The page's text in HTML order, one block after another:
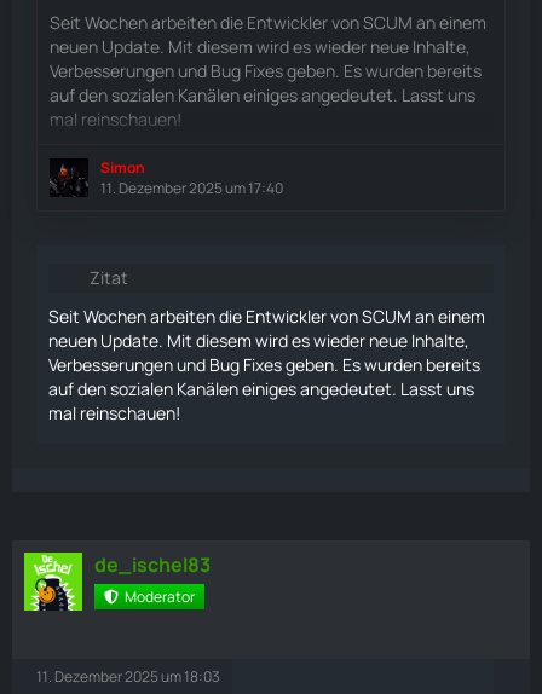
Seit Wochen arbeiten die Entwickler von SCUM an einem
neuen Update. Mit diesem wird es wieder neue Inhalte,
Verbesserungen und Bug Fixes geben. Es wurden bereits
auf den sozialen Kanälen einiges angedeutet. Lasst uns
mal reinschauen!
Simon
11. Dezember 2025 um 17:40
Zitat
Seit Wochen arbeiten die Entwickler von SCUM an einem
neuen Update. Mit diesem wird es wieder neue Inhalte,
Verbesserungen und Bug Fixes geben. Es wurden bereits
auf den sozialen Kanälen einiges angedeutet. Lasst uns
mal reinschauen!
de_ischel83
Moderator
11. Dezember 2025 um 18:03